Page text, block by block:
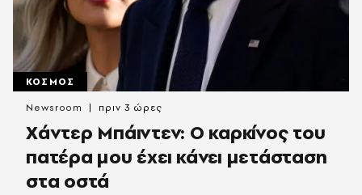
ΚΟΣΜΟΣ
Χάντερ Μπάιντεν: Ο καρκίνος του
πατέρα μου έχει κάνει μετάσταση
στα οστά
Newsroom πριν 3 ώρες